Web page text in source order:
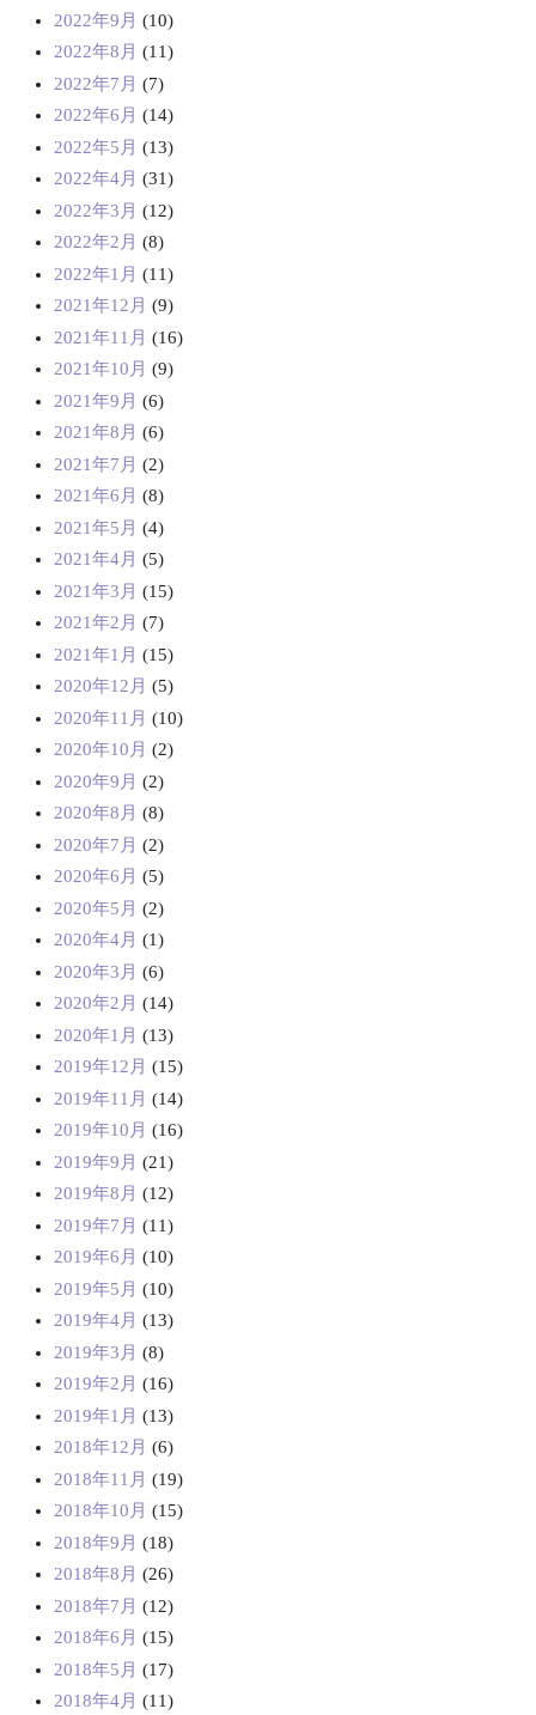
2022年9月 (10)
2022年8月 (11)
2022年7月 (7)
2022年6月 (14)
2022年5月 (13)
2022年4月 (31)
2022年3月 (12)
2022年2月 (8)
2022年1月 (11)
2021年12月 (9)
2021年11月 (16)
2021年10月 (9)
2021年9月 (6)
2021年8月 (6)
2021年7月 (2)
2021年6月 (8)
2021年5月 (4)
2021年4月 (5)
2021年3月 (15)
2021年2月 (7)
2021年1月 (15)
2020年12月 (5)
2020年11月 (10)
2020年10月 (2)
2020年9月 (2)
2020年8月 (8)
2020年7月 (2)
2020年6月 (5)
2020年5月 (2)
2020年4月 (1)
2020年3月 (6)
2020年2月 (14)
2020年1月 (13)
2019年12月 (15)
2019年11月 (14)
2019年10月 (16)
2019年9月 (21)
2019年8月 (12)
2019年7月 (11)
2019年6月 (10)
2019年5月 (10)
2019年4月 (13)
2019年3月 (8)
2019年2月 (16)
2019年1月 (13)
2018年12月 (6)
2018年11月 (19)
2018年10月 (15)
2018年9月 (18)
2018年8月 (26)
2018年7月 (12)
2018年6月 (15)
2018年5月 (17)
2018年4月 (11)